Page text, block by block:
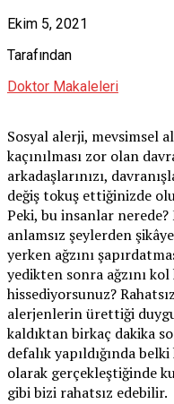
Ekim 5, 2021
Tarafından
Doktor Makaleleri
Sosyal alerji, mevsimsel
kaçınılması zor olan
arkadaşlarınızı,
değiş tokuş ettiğinizde
Peki, bu insanlar
anlamsız şeylerden
yerken ağzını
yedikten sonra ağzını
hissediyorsunuz?
alerjenlerin ürettiği
kaldıktan birkaç dakika
defalık yapıldığında
olarak gerçekleştiğinde
gibi bizi rahatsız edebilir.